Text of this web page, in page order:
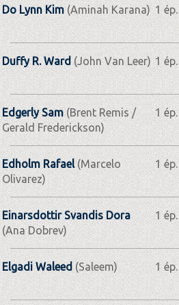
Do Lynn Kim (Aminah Karana) 1 ép.
Duffy R. Ward(John Van Leer) 1 ép.
Edgerly Sam(Brent Remis /
Gerald Frederickson)
1 ép.
Edholm Rafael(Marcelo
Olivarez)
1 ép.
Einarsdottir Svandis Dora
(Ana Dobrev)
1 ép.
Elgadi Waleed(Saleem) 1 ép.